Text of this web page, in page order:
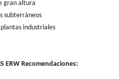
gran altura
subterráneos
industriales
ERW Recomendaciones: